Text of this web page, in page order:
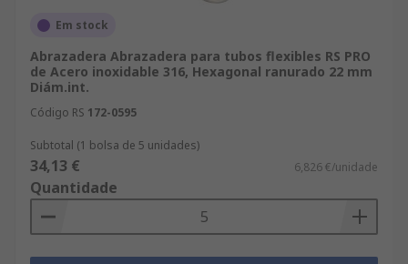
Em stock
Abrazadera Abrazadera para tubos flexibles RS PRO
de Acero inoxidable 316, Hexagonal ranurado 22 mm
Diám.int.
Código RS 172-0595
Subtotal (1 bolsa de 5 unidades)
34,13 € 6,826 €/unidade
Quantidade